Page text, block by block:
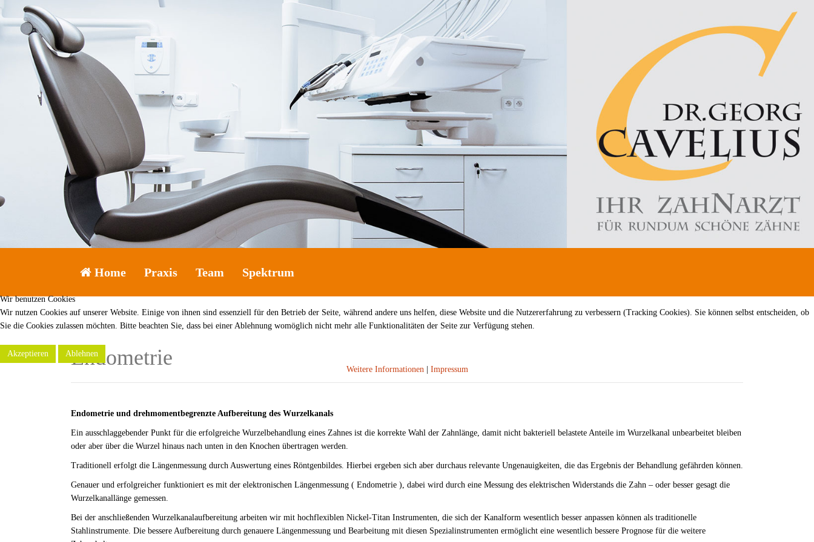
Home Praxis Team Spektrum
Endometrie
Endometrie und drehmomentbegrenzte Aufbereitung des Wurzelkanals
Ein ausschlaggebender Punkt für die erfolgreiche Wurzelbehandlung eines Zahnes ist die korrekte Wahl der Zahnlänge, damit nicht bakteriell belastete Anteile im Wurzelkanal unbearbeitet bleiben
oder aber über die Wurzel hinaus nach unten in den Knochen übertragen werden.
Traditionell erfolgt die Längenmessung durch Auswertung eines Röntgenbildes. Hierbei ergeben sich aber durchaus relevante Ungenauigkeiten, die das Ergebnis der Behandlung gefährden können.
Genauer und erfolgreicher funktioniert es mit der elektronischen Längenmessung ( Endometrie ), dabei wird durch eine Messung des elektrischen Widerstands die Zahn – oder besser gesagt die
Wurzelkanallänge gemessen.
Bei der anschließenden Wurzelkanalaufbereitung arbeiten wir mit hochflexiblen Nickel-Titan Instrumenten, die sich der Kanalform wesentlich besser anpassen können als traditionelle
Stahlinstrumente. Die bessere Aufbereitung durch genauere Längenmessung und Bearbeitung mit diesen Spezialinstrumenten ermöglicht eine wesentlich bessere Prognose für die weitere
Wir benutzen Cookies
Wir nutzen Cookies auf unserer Website. Einige von ihnen sind essenziell für den Betrieb der Seite, während andere uns helfen, diese Website und die Nutzererfahrung zu verbessern (Tracking Cookies). Sie können selbst entscheiden, ob
Sie die Cookies zulassen möchten. Bitte beachten Sie, dass bei einer Ablehnung womöglich nicht mehr alle Funktionalitäten der Seite zur Verfügung stehen.
Akzeptieren
Ablehnen
Weitere Informationen | Impressum